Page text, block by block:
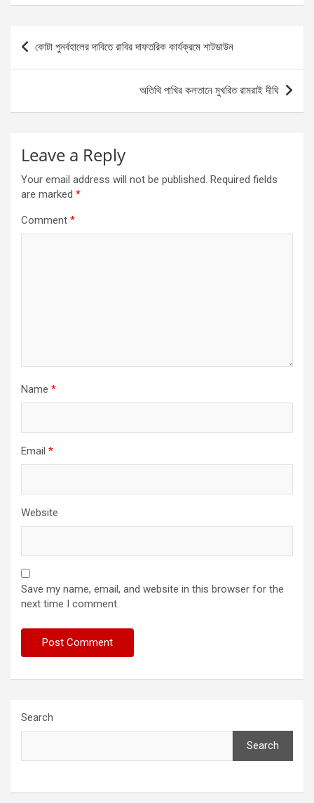
Post
navigation
কোটা পুনর্বহালের দাবিতে রাবির দাফতরিক কার্যক্রমে শাটডাউন
অতিথি পাখির কলতানে মুখরিত রামরাই দীঘি
Leave a Reply
Your email address will not be published. Required fields
are marked *
Comment *
Name *
Email *
Website
Save my name, email, and website in this browser for the
next time I comment.
Search
Search